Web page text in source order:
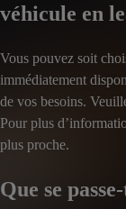
véhicule en
Vous pouvez soit
immédiatement
de vos besoins.
Pour plus
plus proche.
Que se